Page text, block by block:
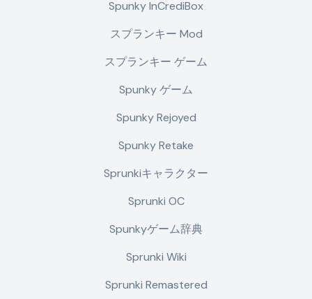
Spunky InCrediBox
スプランキー Mod
スプランキー ゲーム
Spunky ゲーム
Spunky Rejoyed
Spunky Retake
Sprunkiキャラクター
Sprunki OC
Spunkyゲーム辞典
Sprunki Wiki
Sprunki Remastered